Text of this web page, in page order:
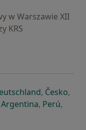
w Warszawie XII
KRS
karcie
w nowej karcie
się w nowej
otwiera się
, Česko,
karcie
w nowej karcie
się w nowej
Argentinaotwiera się
, Perú,